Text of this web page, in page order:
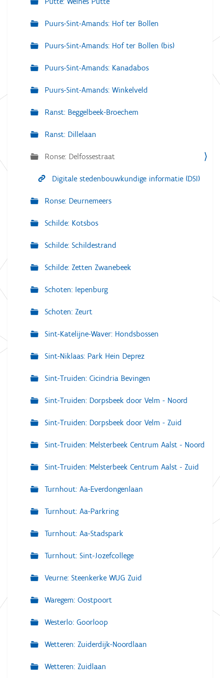
Puurs-Sint-Amands: Hof ter Bollen
Puurs-Sint-Amands: Hof ter Bollen (bis)
Puurs-Sint-Amands: Kanadabos
Puurs-Sint-Amands: Winkelveld
Ranst: Beggelbeek-Broechem
Ranst: Dillelaan
Ronse: Delfossestraat
Digitale stedenbouwkundige informatie (DSI)
Ronse: Deurnemeers
Schilde: Kotsbos
Schilde: Schildestrand
Schilde: Zetten Zwanebeek
Schoten: Iepenburg
Schoten: Zeurt
Sint-Katelijne-Waver: Hondsbossen
Sint-Niklaas: Park Hein Deprez
Sint-Truiden: Cicindria Bevingen
Sint-Truiden: Dorpsbeek door Velm - Noord
Sint-Truiden: Dorpsbeek door Velm - Zuid
Sint-Truiden: Melsterbeek Centrum Aalst - Noord
Sint-Truiden: Melsterbeek Centrum Aalst - Zuid
Turnhout: Aa-Everdongenlaan
Turnhout: Aa-Parkring
Turnhout: Aa-Stadspark
Turnhout: Sint-Jozefcollege
Veurne: Steenkerke WUG Zuid
Waregem: Oostpoort
Westerlo: Goorloop
Wetteren: Zuiderdijk-Noordlaan
Wetteren: Zuidlaan